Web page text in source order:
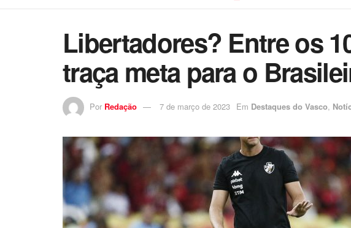
Libertadores? Entre os
traça meta para o
Por Redação 7 de março de 2023 Em Destaques do Vasco,